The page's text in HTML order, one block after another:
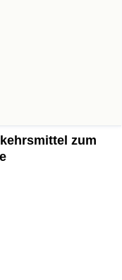
zum
Land
Land